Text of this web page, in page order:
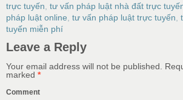
trực tuyến tư vấn pháp luật nhà đất trực
pháp luật online tư vấn pháp luật trực tuyến
tuyến miễn phí
Leave a Reply
Your email address will not be published.
marked *
Comment